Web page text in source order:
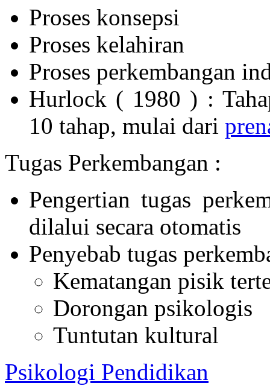
Proses konsepsi
Proses kelahiran
Proses perkembangan
Hurlock ( 1980 ) :
10 tahap, mulai dari
Tugas Perkembangan :
Pengertian tugas
dilalui secara otomatis
Penyebab tugas
Kematangan pisik
Dorongan psikologis
Tuntutan kultural
Psikologi Pendidikan